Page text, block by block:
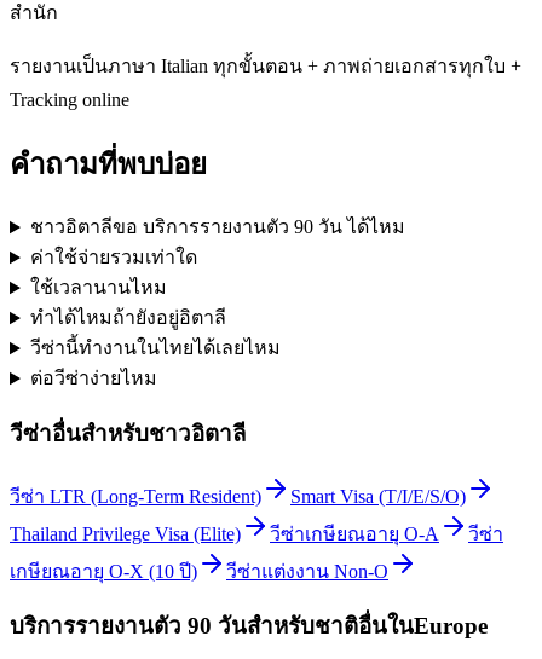
สำนัก
รายงานเป็นภาษา Italian ทุกขั้นตอน + ภาพถ่ายเอกสารทุกใบ +
Tracking online
คำถามที่พบบ่อย
ชาวอิตาลีขอ บริการรายงานตัว 90 วัน ได้ไหม
ค่าใช้จ่ายรวมเท่าใด
ใช้เวลานานไหม
ทำได้ไหมถ้ายังอยู่อิตาลี
วีซ่านี้ทำงานในไทยได้เลยไหม
ต่อวีซ่าง่ายไหม
วีซ่าอื่นสำหรับชาวอิตาลี
วีซ่า LTR (Long-Term Resident)
Smart Visa (T/I/E/S/O)
Thailand Privilege Visa (Elite)
วีซ่าเกษียณอายุ O-A
วีซ่า
เกษียณอายุ O-X (10 ปี)
วีซ่าแต่งงาน Non-O
บริการรายงานตัว 90 วันสำหรับชาติอื่นในEurope